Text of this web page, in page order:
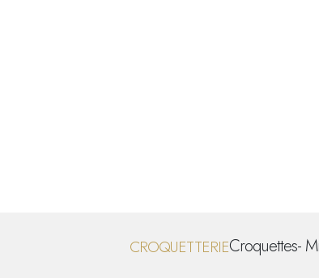
CROQUETTERIECroquettes-